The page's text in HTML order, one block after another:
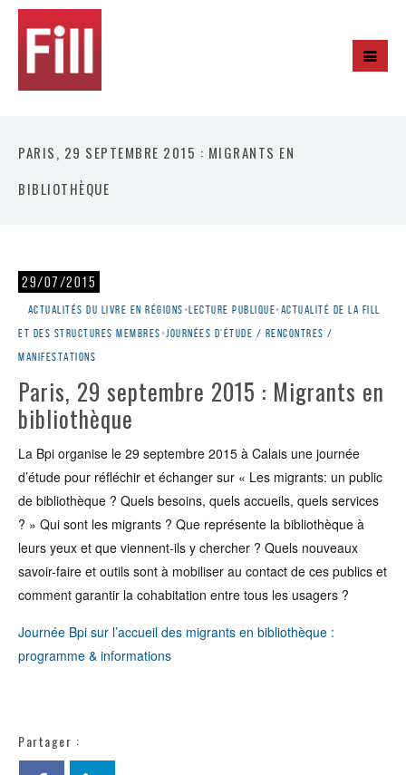
PARIS, 29 SEPTEMBRE 2015 : MIGRANTS EN
BIBLIOTHÈQUE
29/07/2015
Actualités du livre en régions •Lecture publique•Actualité de la Fill
et des structures membres •Journées d'étude / rencontres /
manifestations
Paris, 29 septembre 2015 : Migrants en
bibliothèque
La Bpi organise le 29 septembre 2015 à Calais une journée
d’étude pour réfléchir et échanger sur « Les migrants: un public
de bibliothèque ? Quels besoins, quels accueils, quels services
? » Qui sont les migrants ? Que représente la bibliothèque à
leurs yeux et que viennent-ils y chercher ? Quels nouveaux
savoir-faire et outils sont à mobiliser au contact de ces publics et
comment garantir la cohabitation entre tous les usagers ?
Journée Bpi sur l’accueil des migrants en bibliothèque :
programme & informations
Partager :